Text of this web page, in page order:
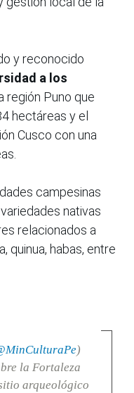
y reconocido
a los
región Puno que
hectáreas y el
Cusco con una
campesinas
nativas
relacionados a
quinua, habas, entre
)
la Fortaleza
arqueológico